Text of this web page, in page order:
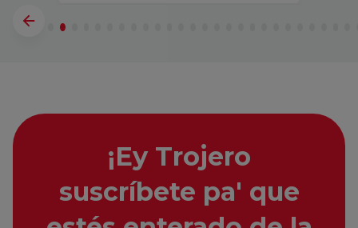
¡Ey Trojero
suscríbete pa' que